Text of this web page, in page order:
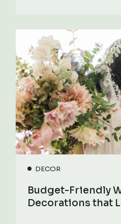
DECOR
Budget-Friendly
Decorations that